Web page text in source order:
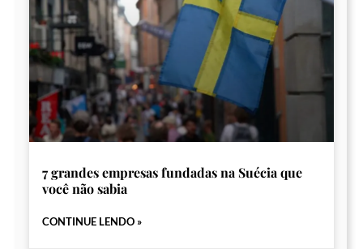
7 grandes empresas fundadas na Suécia que
você não sabia
CONTINUE LENDO »